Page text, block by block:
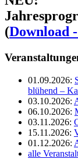
(Download
01.09.2026:
blühend –
03.10.2026:
06.10.2026:
03.11.2026:
15.11.2026:
01.12.2026:
alle